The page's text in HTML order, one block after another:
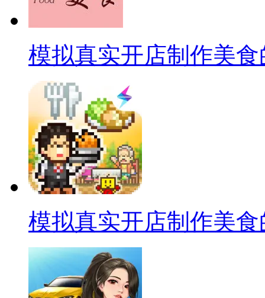
模拟真实开店制作美
模拟真实开店制作美